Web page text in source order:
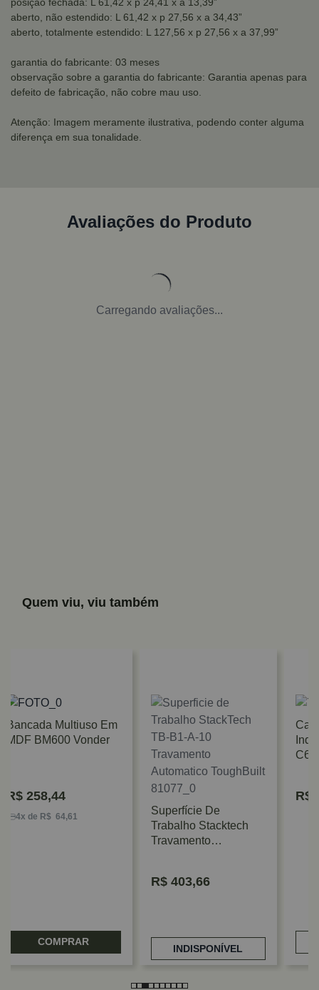
aberto, não estendido: L 61,42 x p 27,56 x a 34,43”
aberto, totalmente estendido: L 127,56 x p 27,56 x a 37,99”
garantia do fabricante: 03 meses
observação sobre a garantia do fabricante: Garantia apenas para
defeito de fabricação, não cobre mau uso.
Atenção: Imagem meramente ilustrativa, podendo conter alguma
diferença em sua tonalidade.
Avaliações do Produto
Carregando avaliações...
Quem viu, viu também
Bancada Multiuso Em
MDF BM600 Vonder
R$ 258,44
4x de R$ 64,61
COMPRAR
Superfície De
Trabalho Stacktech
Travamento
R$ 403,66
INDISPONÍVEL
R$